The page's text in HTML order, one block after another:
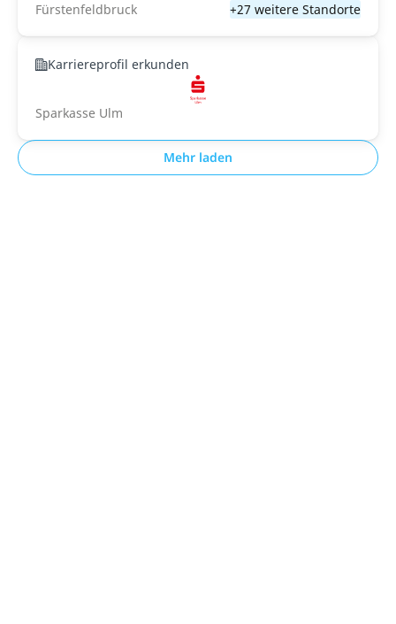
Fürstenfeldbruck
+27 weitere Standorte
Karriereprofil erkunden
Sparkasse Ulm
Mehr laden